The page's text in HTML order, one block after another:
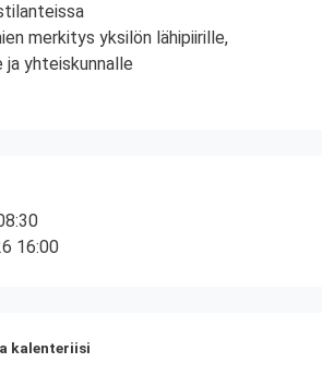
merkitys yksilön lähipiirille,
yhteiskunnalle
16:00
kalenteriisi